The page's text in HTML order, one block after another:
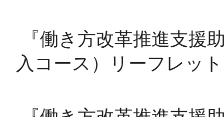
『働き方改革推進支援
入コース）リーフレッ